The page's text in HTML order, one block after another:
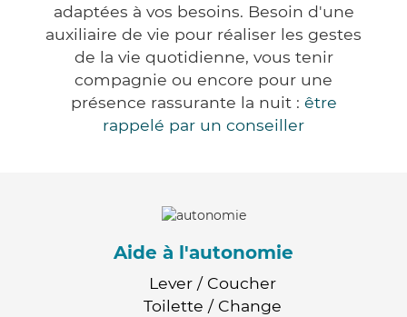
adaptées à vos besoins. Besoin d'une
auxiliaire de vie pour réaliser les gestes
de la vie quotidienne, vous tenir
compagnie ou encore pour une
présence rassurante la nuit : être
rappelé par un conseiller
Aide à l'autonomie
Lever / Coucher
Toilette / Change